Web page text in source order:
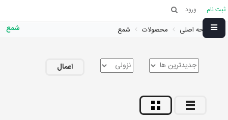
ثبت نام ورود
صفحه اصلی محصولات شمع شمع
اعمال